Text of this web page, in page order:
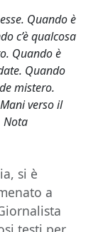
Quando è
c’è qualcosa
Quando è
Quando
mistero.
verso il
Nota
si è
a